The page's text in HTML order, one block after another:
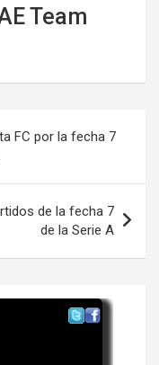
Team
FC por la fecha 7
de la fecha 7
de la Serie A